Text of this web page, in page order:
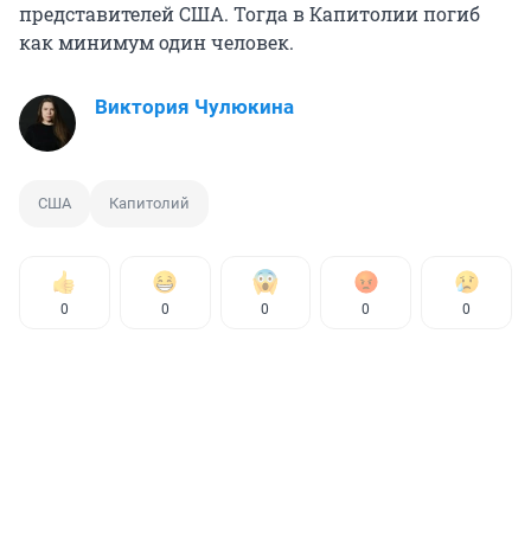
представителей США. Тогда в Капитолии погиб
как минимум один человек.
Виктория Чулюкина
США Капитолий
0 0 0 0 0